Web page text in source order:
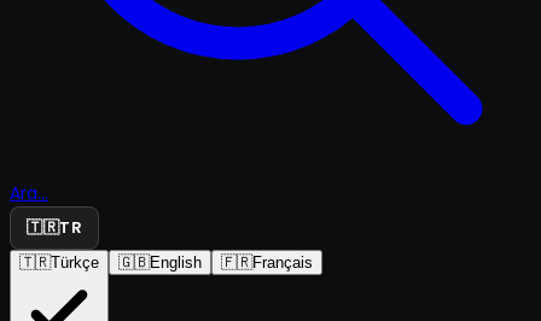
Ara...
🇹🇷TR
🇹🇷Türkçe 🇬🇧English 🇫🇷Français